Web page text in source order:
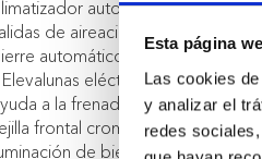
Esta página
Las cookies
y analizar el
redes
automático bi-zona
de aireación en la parte
automático de puertas
eléctricos de impulso
a la frenada de emergencia
frontal cromada
de bienvenida